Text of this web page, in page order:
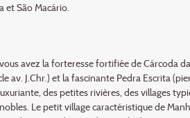
et São Macário.
avez la forteresse fortifiée de Cárcoda
av. J.Chr.) et la fascinante Pedra Escrita
des petites rivières, des villages
Le petit village caractéristique de